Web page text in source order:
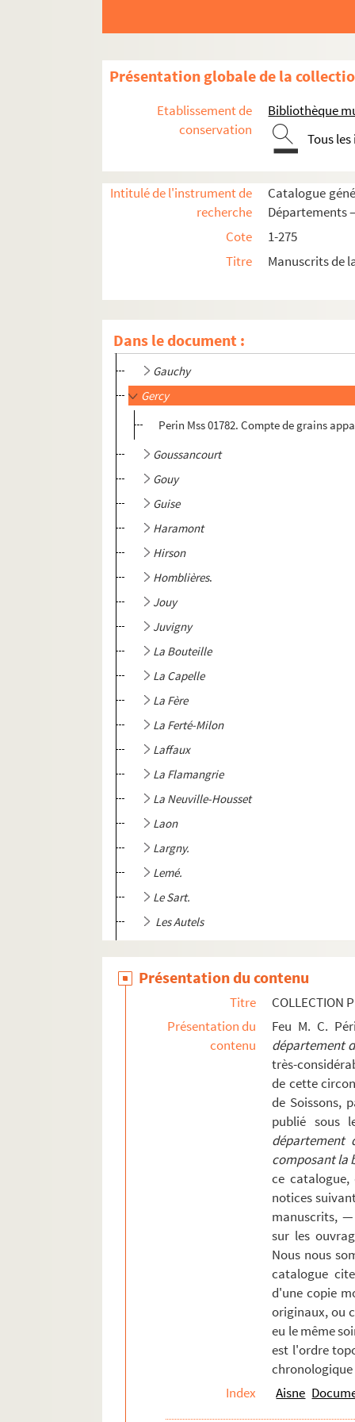
Présentation globale de la
Etablissement de
conservation
Bibliothèque
Tous
Intitulé de l'instrument de
recherche
Catalogue
Départements
Cote
1-275
Titre
Manuscrits de
Dans le document :
Craonne
Cuffies
Dercy
Dhuizel
Etréaupont
Etrépilly
Fonsomme
Gauchy
Gercy
Perin Mss 01782. Compte de grains
Goussancourt
Gouy
Guise
Haramont
Hirson
Homblières.
Jouy
Juvigny
La Bouteille
La Capelle
La Fère
La Ferté-Milon
Laffaux
La Flamangrie
La Neuville-Housset
Laon
Largny.
Lemé.
Le Sart.
Les Autels
Lhuys
Limé
Neuilly-Saint-Front
Présentation du contenu
Titre
COLLECTION
Présentation du
contenu
Feu M. C.
département
très-
de cette
de Soissons,
publié sous
département
composant la
ce
notices
manuscrits, —
sur les
Nous nous
catalogue
d'une copie
originaux, ou
eu le même
est l'ordre
chronologique
Index
Aisne